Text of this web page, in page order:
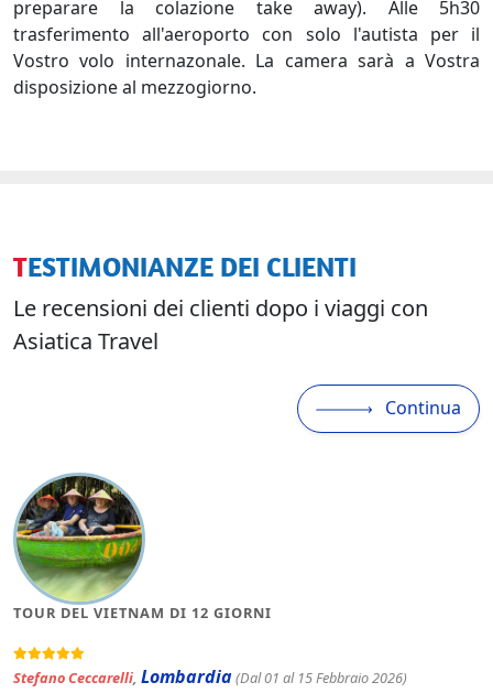
preparare la colazione take away). Alle 5h30
trasferimento all'aeroporto con solo l'autista per il
Vostro volo internazonale. La camera sarà a Vostra
disposizione al mezzogiorno.
TESTIMONIANZE DEI CLIENTI
Le recensioni dei clienti dopo i viaggi con
Asiatica Travel
Continua
TOUR DEL VIETNAM DI 12 GIORNI
Stefano Ceccarelli, Lombardia(Dal 01 al 15 Febbraio 2026)